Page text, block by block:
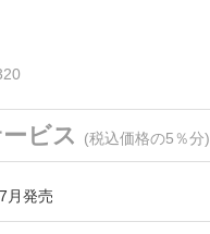
ビス (税込価格の5％分)
月発売